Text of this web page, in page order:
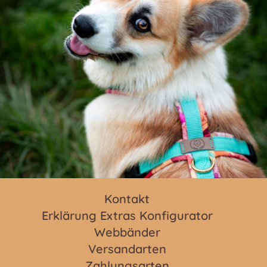
Kontakt
Erklärung Extras Konfigurator
Webbänder
Versandarten